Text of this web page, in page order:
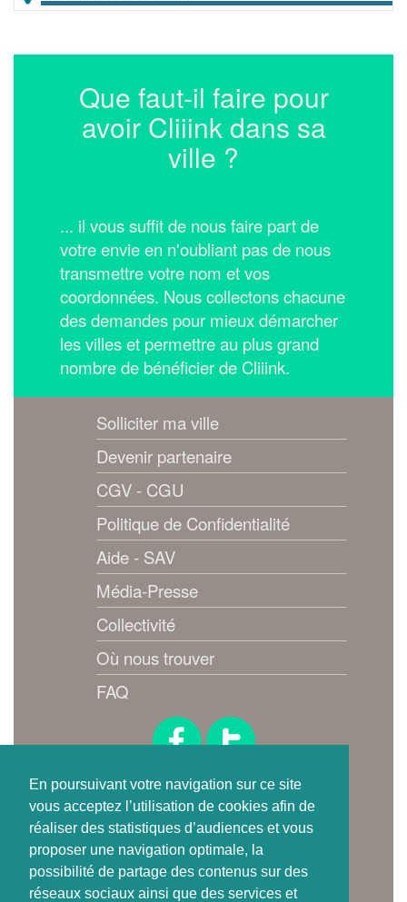
En poursuivant votre navigation sur ce site
vous acceptez l’utilisation de cookies afin de
réaliser des statistiques d’audiences et vous
proposer une navigation optimale, la
possibilité de partage des contenus sur des
réseaux sociaux ainsi que des services et
Que faut-il faire pour
avoir Cliiink dans sa
ville ?
... il vous suffit de nous faire part de
votre envie en n'oubliant pas de nous
transmettre votre nom et vos
coordonnées. Nous collectons chacune
des demandes pour mieux démarcher
les villes et permettre au plus grand
nombre de bénéficier de Cliiink.
Solliciter ma ville
Devenir partenaire
CGV - CGU
Politique de Confidentialité
Aide - SAV
Média-Presse
Collectivité
Où nous trouver
FAQ
Suivez-nous !